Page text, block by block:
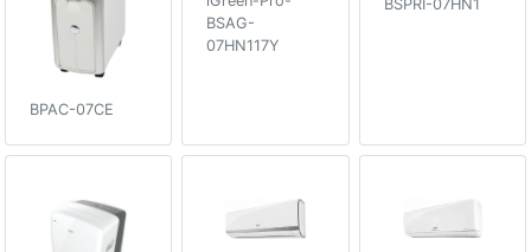
BPAC-07CE
BSAG-
07HN117Y
BSPRI-07HN1